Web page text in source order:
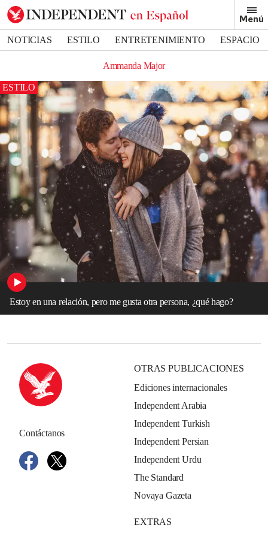
Menú
NOTICIAS ESTILO ENTRETENIMIENTO
ESPACIO
Ammanda Major
ESTILO
Estoy en una relación, pero me gusta otra persona, ¿qué hago?
Contáctanos
OTRAS PUBLICACIONES
Ediciones internacionales
Independent Arabia
Independent Turkish
Independent Persian
Independent Urdu
The Standard
Novaya Gazeta
EXTRAS